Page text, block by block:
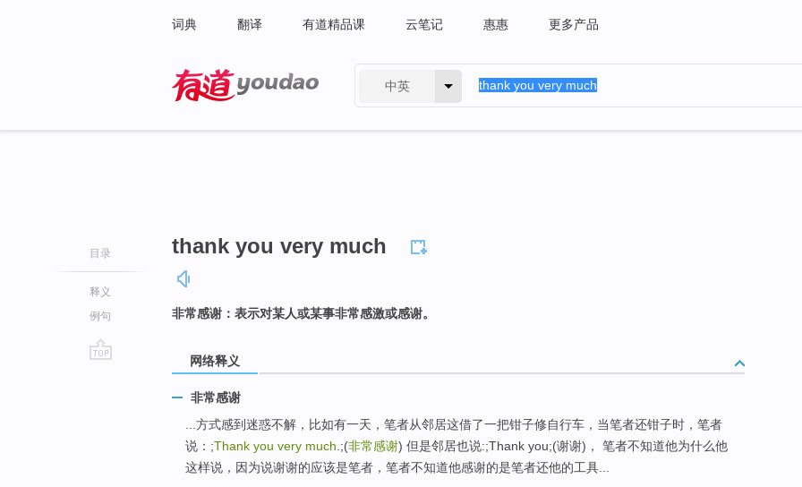
词典 翻译 有道精品课 云笔记 惠惠 更多产品
中英
目录
释义
例句
thank you very much
非常感谢：表示对某人或某事非常感激或感谢。
网络释义
非常感谢
...方式感到迷惑不解，比如有一天，笔者从邻居这借了一把钳子修自行车，当笔者还钳子时，笔者
说：;Thank you very much .;(非常感谢) 但是邻居也说:;Thank you;(谢谢)， 笔者不知道他为什么他
这样说，因为说谢谢的应该是笔者，笔者不知道他感谢的是笔者还他的工具...